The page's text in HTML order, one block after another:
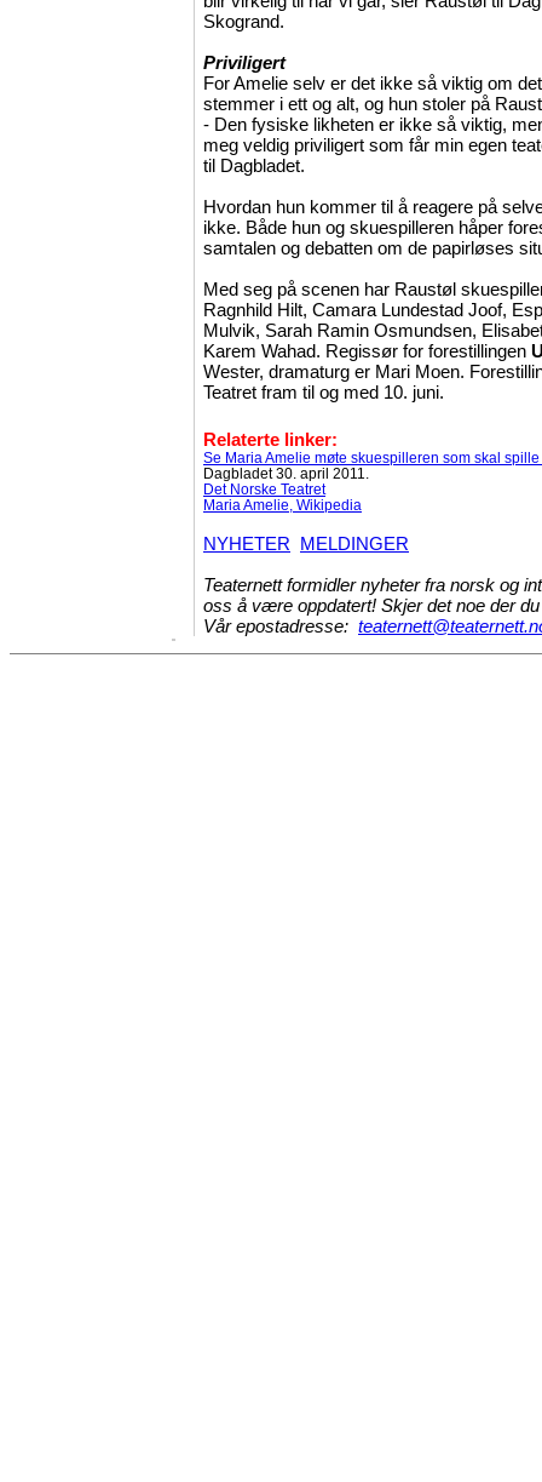
Skogrand.
Priviligert
For Amelie selv er det ikke så viktig om
stemmer i ett og alt, og hun stoler på
- Den fysiske likheten er ikke så viktig,
meg veldig priviligert som får min egen
til Dagbladet.
Hvordan hun kommer til å reagere på
ikke. Både hun og skuespilleren håper
samtalen og debatten om de papirløses
Med seg på scenen har Raustøl
Ragnhild Hilt, Camara Lundestad Joof,
Mulvik, Sarah Ramin Osmundsen,
Karem Wahad. Regissør for forestillingen
Wester, dramaturg er Mari Moen.
Teatret fram til og med 10. juni.
Relaterte linker:
Se Maria Amelie møte skuespilleren som skal
Dagbladet 30. april 2011.
Det Norske Teatret
Maria Amelie, Wikipedia
NYHETER MELDINGER
Teaternett formidler nyheter fra norsk og
oss å være oppdatert! Skjer det noe der
Vår epostadresse: